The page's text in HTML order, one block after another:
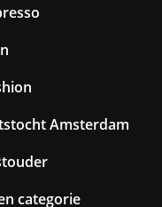
Amsterdam
categorie